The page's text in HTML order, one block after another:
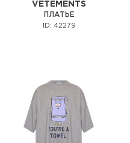
VETEMENTS
ПЛАТЬЕ
ID: 42279